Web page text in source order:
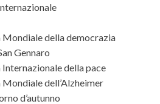
della democrazia
Gennaro
della pace
dell’Alzheimer
d’autunno